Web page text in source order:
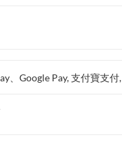
、Google Pay, 支付寶支